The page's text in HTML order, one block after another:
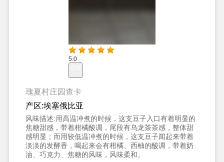
5.0
瑰夏村庄园查卡
产区:埃塞俄比亚
风味描述:用高温冲煮的时候，这支豆子入口有着明显的
焦糖甜感，带着柑橘酸调，尾段有乌龙茶茶感，整体甜
感明显；而用较低温冲煮的时候，这支豆子闻起来带着
淡淡的发酵香，喝起来会有柑橘、西柚的酸调，带着奶
油、巧克力、焦糖的风味，风味柔和。